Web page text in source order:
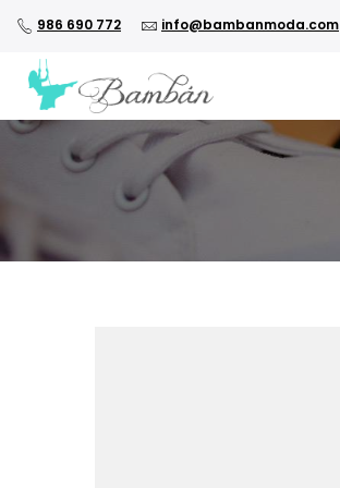
986 690 772 info@bambanmoda.com